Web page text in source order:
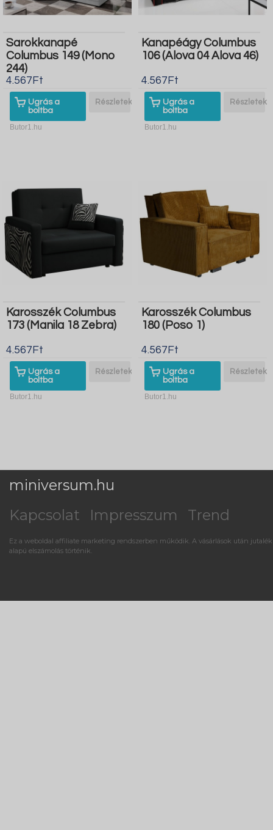
Sarokkanapé
Columbus 149 (Mono
244)
4.567Ft
Ugrás a
boltba
Részletek
Butor1.hu
Kanapéágy Columbus
106 (Alova 04 Alova 46)
4.567Ft
Ugrás a
boltba
Részletek
Butor1.hu
Karosszék Columbus
173 (Manila 18 Zebra)
4.567Ft
Ugrás a
boltba
Részletek
Butor1.hu
Karosszék Columbus
180 (Poso 1)
4.567Ft
Ugrás a
boltba
Részletek
Butor1.hu
miniversum.hu
Kapcsolat
Impresszum Trend
Ez a weboldal affiliate marketing rendszerben működik. A vásárlások után jutalék
alapú elszámolás történik.